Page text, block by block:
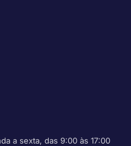
a sexta, das 9:00 às 17:00